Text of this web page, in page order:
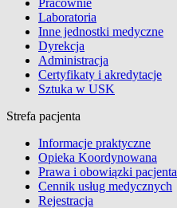
Pracownie
Laboratoria
Inne jednostki medyczne
Dyrekcja
Administracja
Certyfikaty i akredytacje
Sztuka w USK
Strefa pacjenta
Informacje praktyczne
Opieka Koordynowana
Prawa i obowiązki pacjenta
Cennik usług medycznych
Rejestracja